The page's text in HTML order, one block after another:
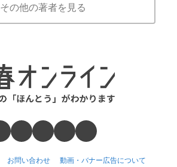
その他の著者を見る
お問い合わせ 動画・バナー広告について